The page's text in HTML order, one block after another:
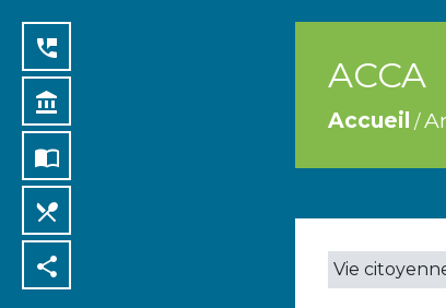
ACCA
Accueil /
perm_phone_msg
account_balance
import_contacts
local_dining
share Vie